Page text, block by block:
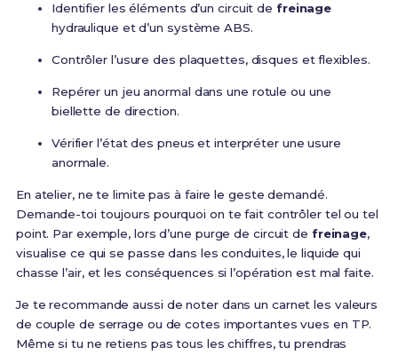
Identifier les éléments d’un circuit de freinage
hydraulique et d’un système ABS.
Contrôler l’usure des plaquettes, disques et flexibles.
Repérer un jeu anormal dans une rotule ou une
biellette de direction.
Vérifier l’état des pneus et interpréter une usure
anormale.
En atelier, ne te limite pas à faire le geste demandé.
Demande-toi toujours pourquoi on te fait contrôler tel ou tel
point. Par exemple, lors d’une purge de circuit de freinage,
visualise ce qui se passe dans les conduites, le liquide qui
chasse l’air, et les conséquences si l’opération est mal faite.
Je te recommande aussi de noter dans un carnet les valeurs
de couple de serrage ou de cotes importantes vues en TP.
Même si tu ne retiens pas tous les chiffres, tu prendras